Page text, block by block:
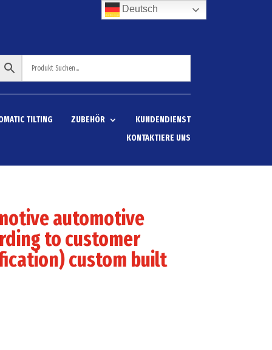
TILTING ZUBEHÖR
KUNDENDIENST
KONTAKTIERE UNS
automotive
to customer
custom built
Deutsch